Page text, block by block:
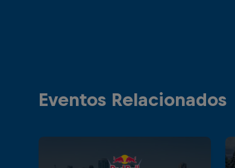
Eventos Relacionados